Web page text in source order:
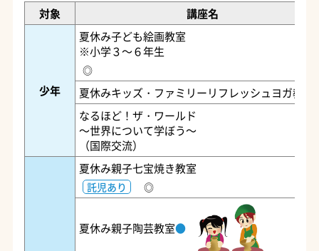
対象 講座名
少年
夏休み子ども絵画教室
※小学３～６年生
◎
夏休みキッズ・ファミリーリフレッシュヨガ教室
なるほど！ザ・ワールド
～世界について学ぼう～
（国際交流）
夏休み親子七宝焼き教室
託児あり ◎
夏休み親子陶芸教室●